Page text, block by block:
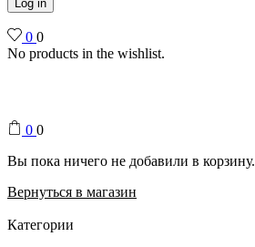
Log in
0 0
No products in the wishlist.
0 0
Вы пока ничего не добавили в корзину.
Вернуться в магазин
Категории